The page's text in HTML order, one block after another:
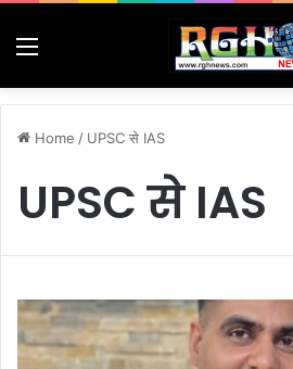
Menu
Home / UPSC से IAS
UPSC से IAS